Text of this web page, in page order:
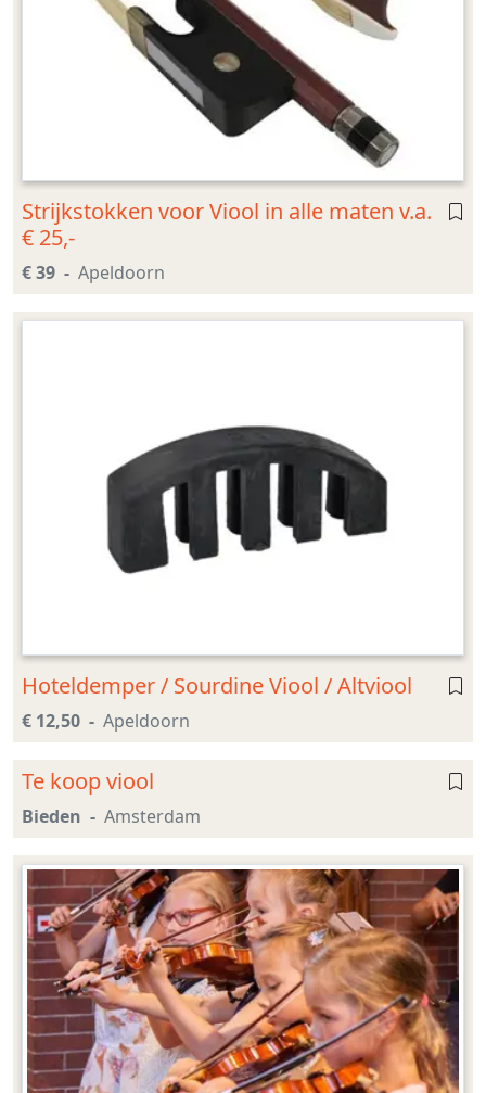
Strijkstokken voor Viool in alle maten v.a.
€ 25,-
€ 39 Apeldoorn
Hoteldemper / Sourdine Viool / Altviool
€ 12,50 Apeldoorn
Te koop viool
Bieden Amsterdam